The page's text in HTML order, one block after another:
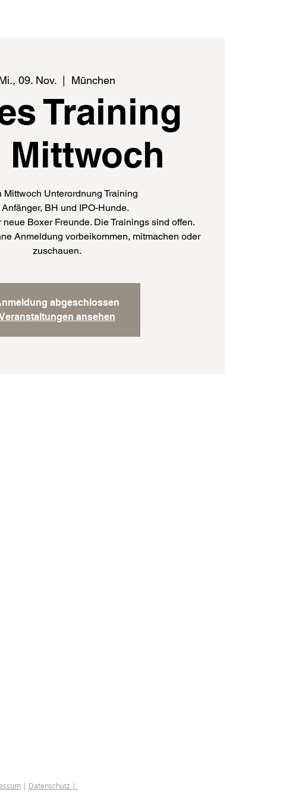
09. Nov. München
Training
Mittwoch
Mittwoch Unterordnung Training
Anfänger, BH und IPO-Hunde.
Boxer Freunde. Die Trainings sind offen.
Anmeldung vorbeikommen, mitmachen oder
zuschauen.
abgeschlossen
ansehen
| Datenschutz |